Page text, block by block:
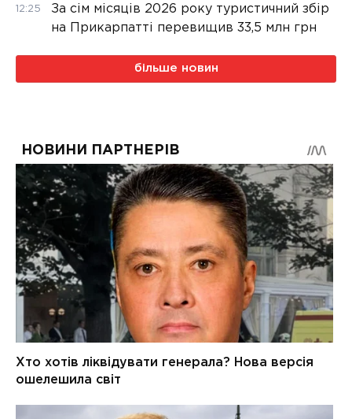
12:25
За сім місяців 2026 року туристичний збір
на Прикарпатті перевищив 33,5 млн грн
більше новин